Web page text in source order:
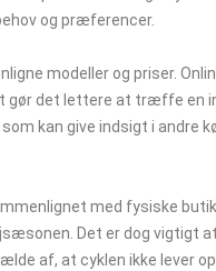
og præferencer.
modeller og priser.
gør det lettere at træffe en
kan give indsigt i andre
med fysiske
Det er dog vigtigt
af, at cyklen ikke lever